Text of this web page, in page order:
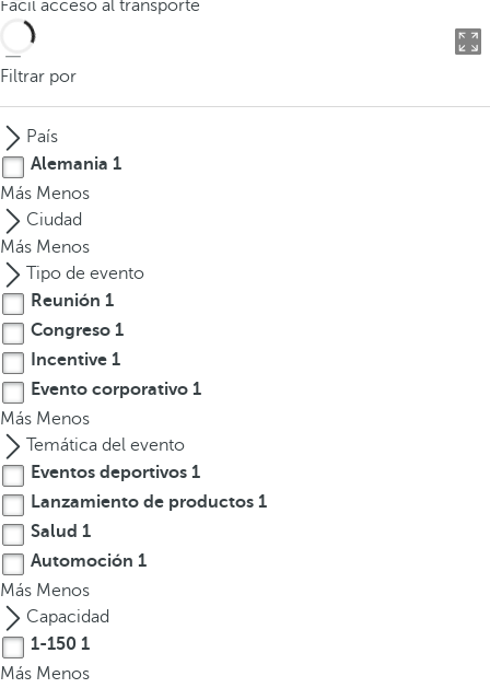
o
u
i
r
t
r
e
s
o
á
s
c
a
r
a
c
t
e
e
s
,
p
Fácil acceso al transporte
Filtrar por
País
Alemania 1
Más Menos
Ciudad
Más Menos
Tipo de evento
Reunión 1
Congreso 1
Incentive 1
Evento corporativo 1
Más Menos
Temática del evento
Eventos deportivos 1
Lanzamiento de productos 1
Salud 1
Automoción 1
Más Menos
Capacidad
1-150 1
Más Menos